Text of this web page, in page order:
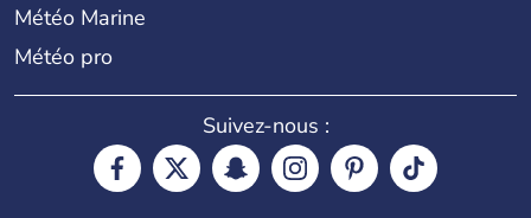
Météo Marine
Météo pro
Suivez-nous :